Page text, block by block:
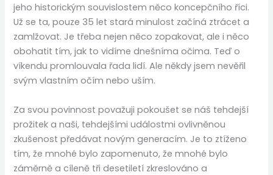
jeho historickým souvislostem něco koncepčního říci.
Už se ta, pouze 35 let stará minulost začíná ztrácet a
zamlžovat. Je třeba nejen něco zopakovat, ale i něco
obohatit tím, jak to vidíme dnešníma očima. Teď o
víkendu promlouvala řada lidí. Ale někdy jsem nevěřil
svým vlastním očím nebo uším.
Za svou povinnost považuji pokoušet se náš tehdejší
prožitek a naši, tehdejšími událostmi ovlivněnou
zkušenost předávat novým generacím. Je to ztíženo
tím, že mnohé bylo zapomenuto, že mnohé bylo
záměrně a cíleně tři desetiletí zkreslováno a